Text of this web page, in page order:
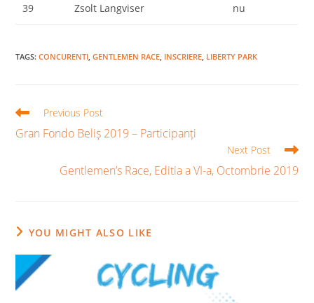
39 Zsolt Langviser nu
TAGS:CONCURENTI, GENTLEMEN RACE, INSCRIERE, LIBERTY PARK
Read
articles
Previous Post
Gran Fondo Beliș 2019 – Participanți
Next Post
Gentlemen’s Race, Editia a VI-a, Octombrie 2019
YOU MIGHT ALSO LIKE